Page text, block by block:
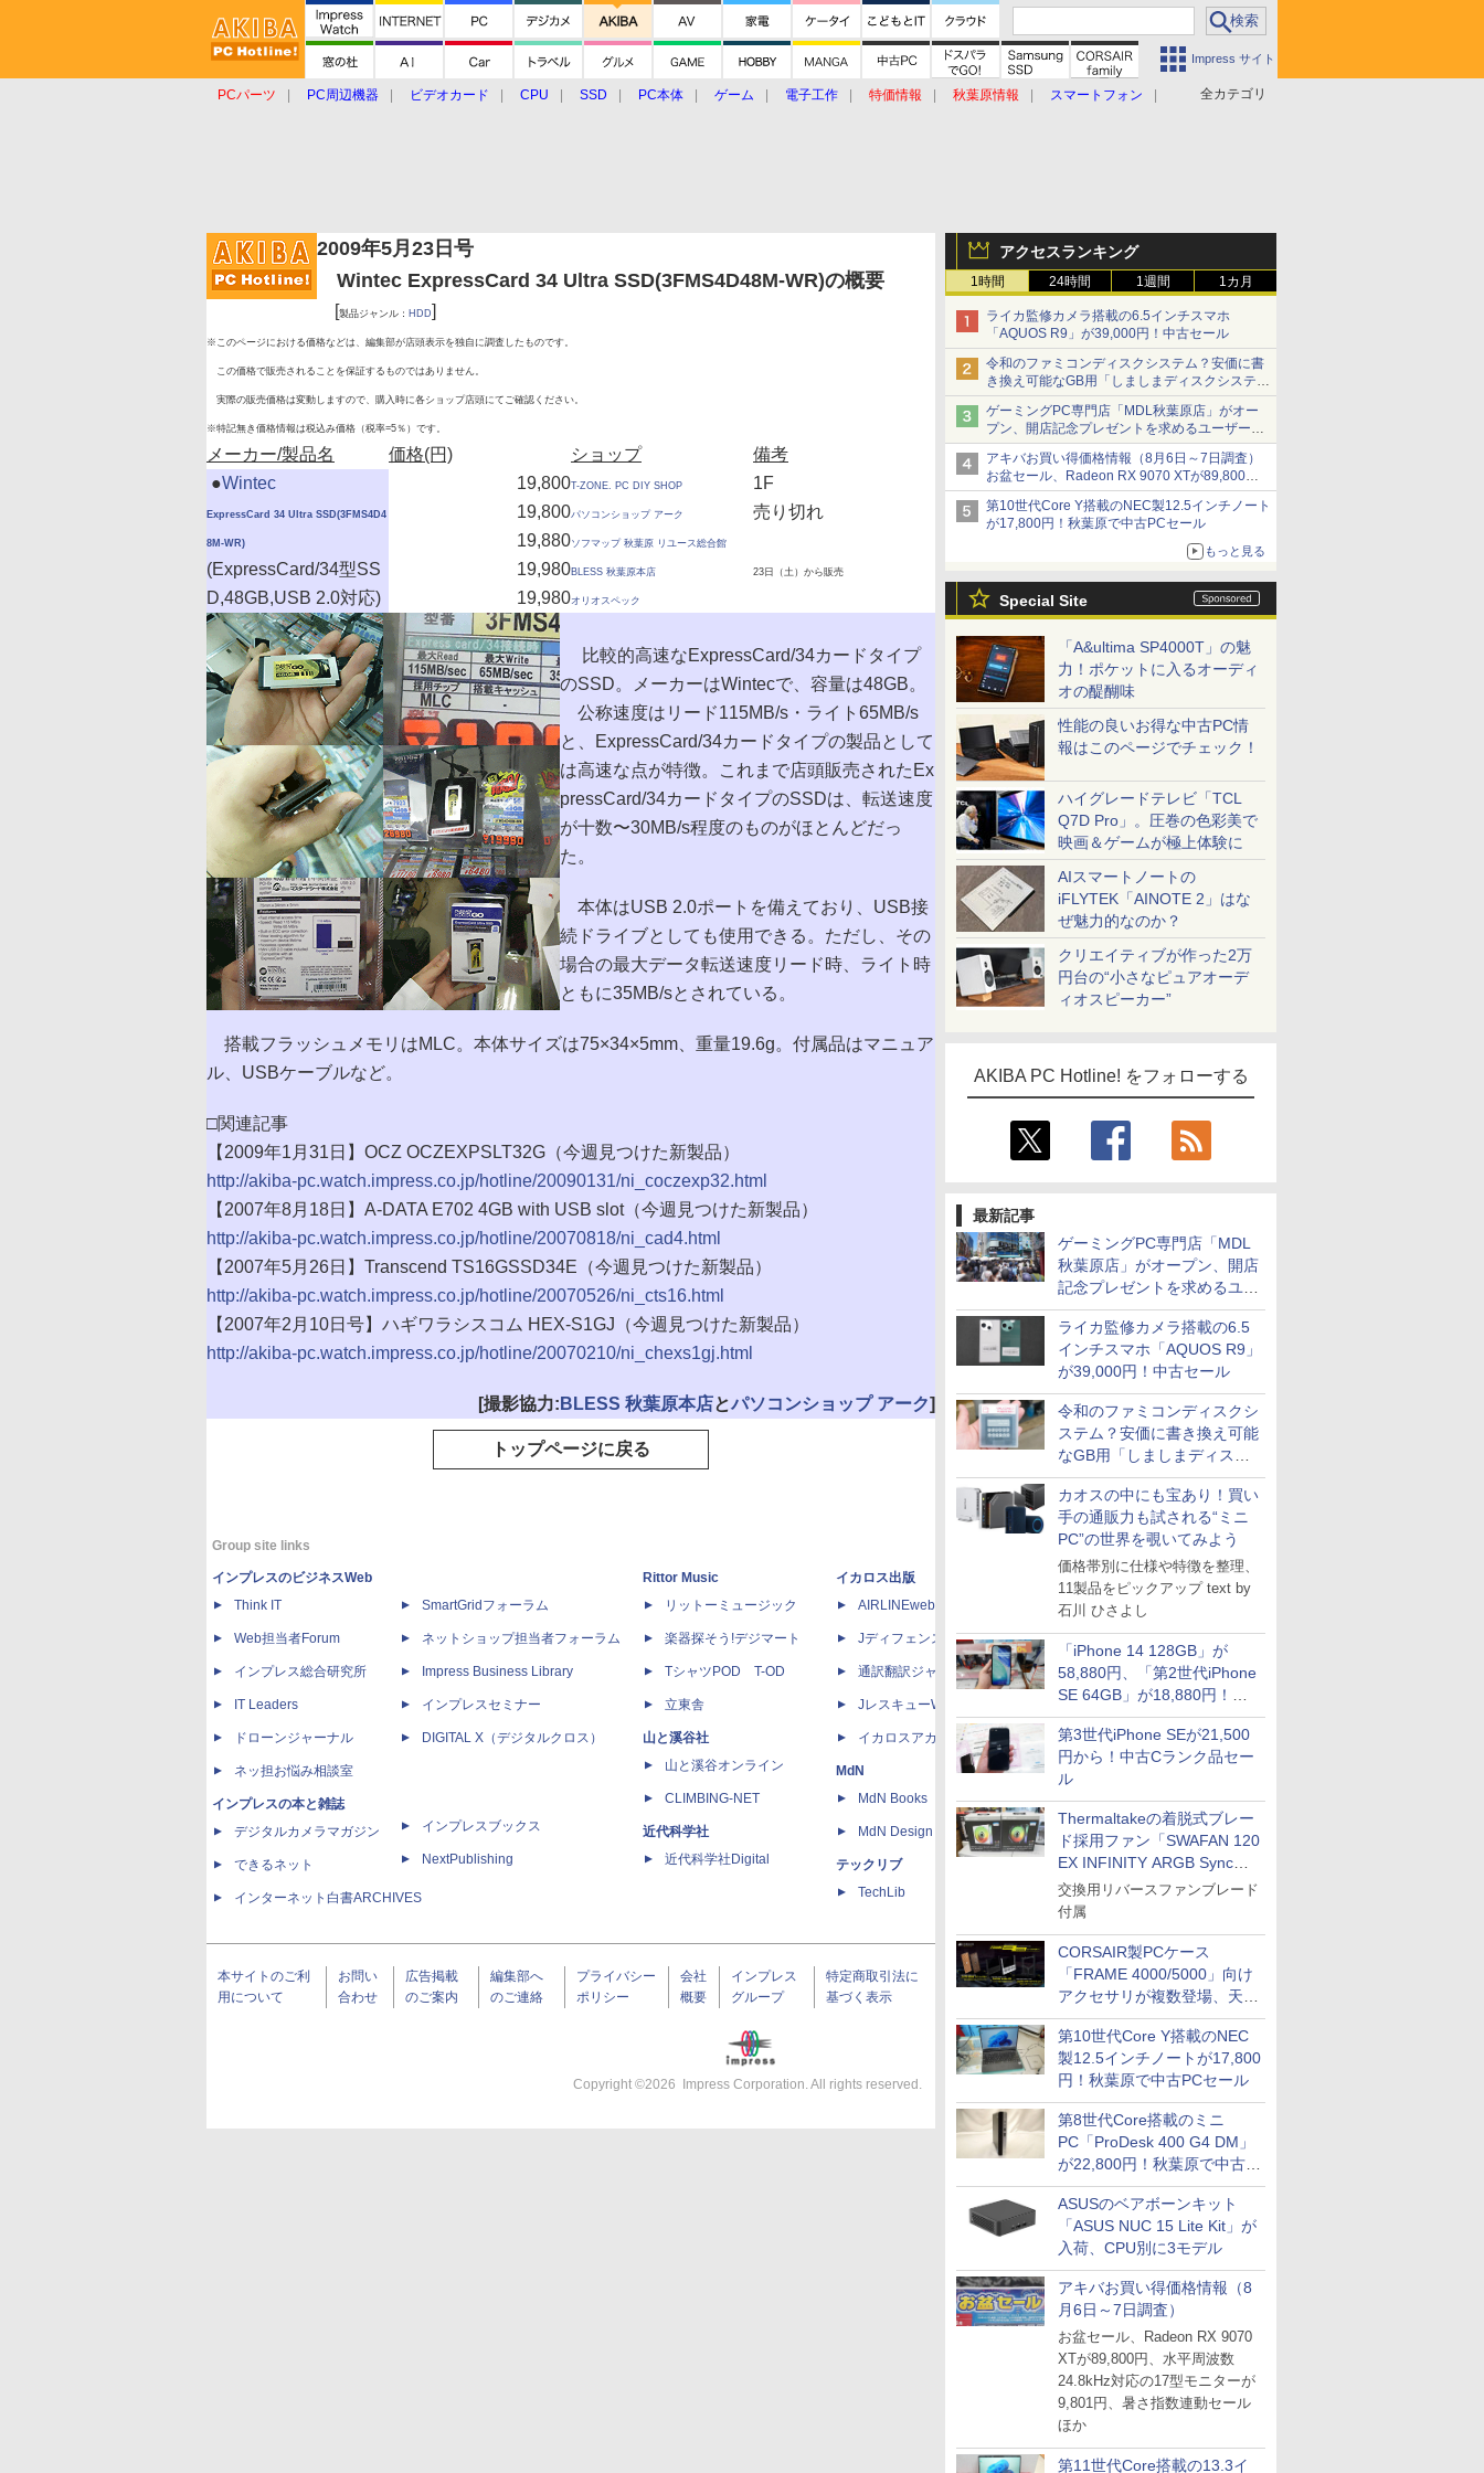
Impress サイト
全カテゴリ
PCパーツ PC周辺機器 ビデオカード CPU SSD PC本体 ゲーム 電子工作 特価情報 秋葉原情報
スマートフォン
アクセスランキング
1時間 24時間 1週間 1カ月
ライカ監修カメラ搭載の6.5インチスマホ
「AQUOS R9」が39,000円！中古セール
令和のファミコンディスクシステム？安価に書
き換え可能なGB用「しましまディスクシステ
ム」
ゲーミングPC専門店「MDL秋葉原店」がオー
プン、開店記念プレゼントを求めるユーザーが
押し寄せ長蛇の列に
アキバお買い得価格情報（8月6日～7日調査）
お盆セール、Radeon RX 9070 XTが89,800
円、水平周波数24.8kHz対応の17型モニターが
9,801円、暑さ指数連動セール ほか
第10世代Core Y搭載のNEC製12.5インチノート
が17,800円！秋葉原で中古PCセール
もっと見る
Special Site
「A&ultima SP4000T」の魅
力！ポケットに入るオーディ
オの醍醐味
性能の良いお得な中古PC情
報はこのページでチェック！
ハイグレードテレビ「TCL
Q7D Pro」。圧巻の色彩美で
映画＆ゲームが極上体験に
AIスマートノートの
iFLYTEK「AINOTE 2」はな
ぜ魅力的なのか？
クリエイティブが作った2万
円台の“小さなピュアオーデ
ィオスピーカー”
AKIBA PC Hotline! をフォローする
最新記事
ゲーミングPC専門店「MDL
秋葉原店」がオープン、開店
記念プレゼントを求めるユー
ザーが押し寄せ長蛇の列に
ライカ監修カメラ搭載の6.5
インチスマホ「AQUOS R9」
が39,000円！中古セール
令和のファミコンディスクシ
ステム？安価に書き換え可能
なGB用「しましまディスク
システム」
カオスの中にも宝あり！買い
手の通販力も試される“ミニ
PC”の世界を覗いてみよう
価格帯別に仕様や特徴を整理、
11製品をピックアップ text by
石川 ひさよし
「iPhone 14 128GB」が
58,880円、「第2世代iPhone
SE 64GB」が18,880円！中
古Bランク品セール
第3世代iPhone SEが21,500
円から！中古Cランク品セー
ル
Thermaltakeの着脱式ブレー
ド採用ファン「SWAFAN 120
EX INFINITY ARGB Sync」
に単品パッケージ
交換用リバースファンブレード
付属
CORSAIR製PCケース
「FRAME 4000/5000」向け
アクセサリが複数登場、天然
木製パネルや背面コネクタ対
応トレイなど
第10世代Core Y搭載のNEC
製12.5インチノートが17,800
円！秋葉原で中古PCセール
第8世代Core搭載のミニ
PC「ProDesk 400 G4 DM」
が22,800円！秋葉原で中古
PCセール
ASUSのベアボーンキット
「ASUS NUC 15 Lite Kit」が
入荷、CPU別に3モデル
アキバお買い得価格情報（8
月6日～7日調査）
お盆セール、Radeon RX 9070
XTが89,800円、水平周波数
24.8kHz対応の17型モニターが
9,801円、暑さ指数連動セール
ほか
第11世代Core搭載の13.3イ
2009年5月23日号
Wintec ExpressCard 34 Ultra SSD(3FMS4D48M-WR)の概要
[製品ジャンル： HDD]
※このページにおける価格などは、編集部が店頭表示を独自に調査したものです。
この価格で販売されることを保証するものではありません。
実際の販売価格は変動しますので、購入時に各ショップ店頭にてご確認ください。
※特記無き価格情報は税込み価格（税率=5％）です。
メーカー/製品名 価格(円) ショップ
備考
●Wintec
ExpressCard 34 Ultra SSD(3FMS4D4
8M-WR)
(ExpressCard/34型SS
D,48GB,USB 2.0対応)
19,800T-ZONE. PC DIY SHOP
1F
19,800パソコンショップ アーク
売り切れ
19,880ソフマップ 秋葉原 リユース総合館
19,980BLESS 秋葉原本店 23日（土）から販売
19,980オリオスペック
比較的高速なExpressCard/34カードタイプ
のSSD。メーカーはWintecで、容量は48GB。
公称速度はリード115MB/s・ライト65MB/s
と、ExpressCard/34カードタイプの製品として
は高速な点が特徴。これまで店頭販売されたEx
pressCard/34カードタイプのSSDは、転送速度
が十数〜30MB/s程度のものがほとんどだっ
た。
本体はUSB 2.0ポートを備えており、USB接
続ドライブとしても使用できる。ただし、その
場合の最大データ転送速度リード時、ライト時
ともに35MB/sとされている。
搭載フラッシュメモリはMLC。本体サイズは75×34×5mm、重量19.6g。付属品はマニュア
ル、USBケーブルなど。
□関連記事
【2009年1月31日】OCZ OCZEXPSLT32G（今週見つけた新製品）
http://akiba-pc.watch.impress.co.jp/hotline/20090131/ni_coczexp32.html
【2007年8月18日】A-DATA E702 4GB with USB slot（今週見つけた新製品）
http://akiba-pc.watch.impress.co.jp/hotline/20070818/ni_cad4.html
【2007年5月26日】Transcend TS16GSSD34E（今週見つけた新製品）
http://akiba-pc.watch.impress.co.jp/hotline/20070526/ni_cts16.html
【2007年2月10日号】ハギワラシスコム HEX-S1GJ（今週見つけた新製品）
http://akiba-pc.watch.impress.co.jp/hotline/20070210/ni_chexs1gj.html
[撮影協力: BLESS 秋葉原本店とパソコンショップ アーク]
トップページに戻る
Group site links
インプレスのビジネスWeb
Think IT
Web担当者Forum
インプレス総合研究所
IT Leaders
ドローンジャーナル
ネッ担お悩み相談室
インプレスの本と雑誌
デジタルカメラマガジン
できるネット
インターネット白書ARCHIVES
SmartGridフォーラム
ネットショップ担当者フォーラム
Impress Business Library
インプレスセミナー
DIGITAL X（デジタルクロス）
インプレスブックス
NextPublishing
Rittor Music
リットーミュージック
楽器探そう!デジマート
TシャツPOD T-OD
立東舎
山と溪谷社
山と溪谷オンライン
CLIMBING-NET
近代科学社
近代科学社Digital
イカロス出版
AIRLINEweb
Jディフェンスニュース
通訳翻訳ジャーナル
JレスキューWeb
イカロスアカデミー
MdN
MdN Books
MdN Design Interactive
テックリブ
TechLib
天海社
Comic curea
impress QuickBooks
PUBFUN
パブファンセルフ
IPGネットワーク
カスタム写真集POD fabli
Impress Group Publication Informa
tion
本サイトのご利
用について
お問い
合わせ
広告掲載
のご案内
編集部へ
のご連絡
プライバシー
ポリシー
会社
概要
インプレス
グループ
特定商取引法に
基づく表示
Copyright ©2026 Impress Corporation. All rights reserved.